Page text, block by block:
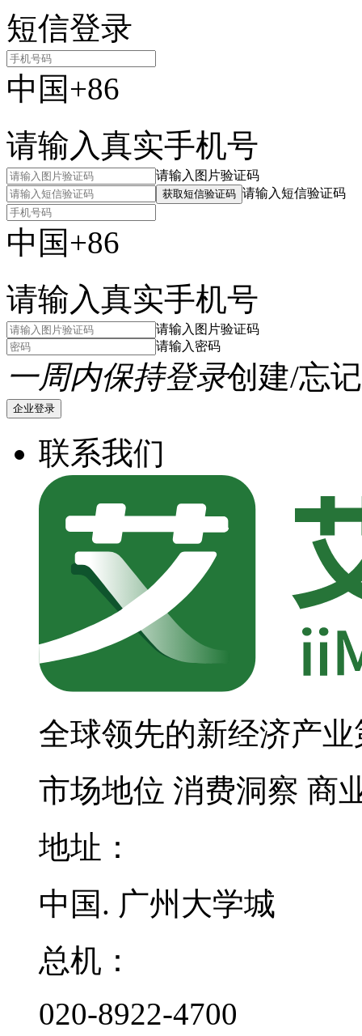
短信登录
中国+86
请输入真实手机号
请输入图片验证码
获取短信验证码 请输入短信验证码
中国+86
请输入真实手机号
请输入图片验证码
请输入密码
一周内保持登录创建/忘
企业登录
联系我们
全球领先的新经济产
市场地位 消费洞察 商
地址：
中国. 广州大学城
总机：
020-8922-4700